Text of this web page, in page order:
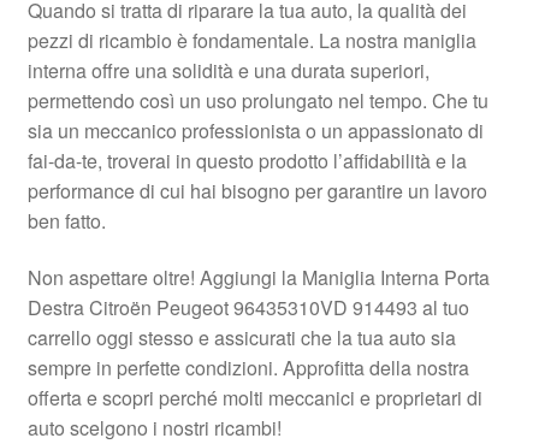
Registratore di cassa
Rimostranza
Spedizione in tutto il mondo
Quando si tratta di riparare la tua auto, la qualità dei
pezzi di ricambio è fondamentale. La nostra maniglia
interna offre una solidità e una durata superiori,
permettendo così un uso prolungato nel tempo. Che tu
sia un meccanico professionista o un appassionato di
fai-da-te, troverai in questo prodotto l’affidabilità e la
performance di cui hai bisogno per garantire un lavoro
ben fatto.
Non aspettare oltre! Aggiungi la Maniglia Interna Porta
Destra Citroën Peugeot 96435310VD 914493 al tuo
carrello oggi stesso e assicurati che la tua auto sia
sempre in perfette condizioni. Approfitta della nostra
offerta e scopri perché molti meccanici e proprietari di
auto scelgono i nostri ricambi!